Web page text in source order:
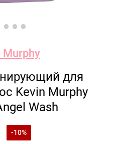
Murphy
для
Kevin Murphy
Wash
-10%